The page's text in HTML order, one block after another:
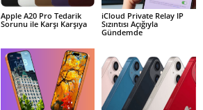
Apple A20 Pro Tedarik
Sorunu ile Karşı Karşıya
iCloud Private Relay IP
Sızıntısı Açığıyla
Gündemde